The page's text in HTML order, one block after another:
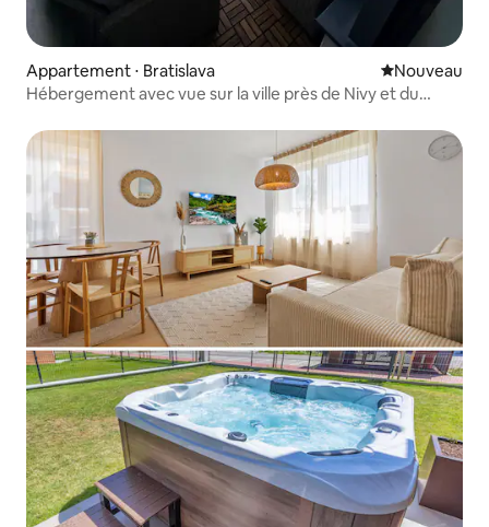
Appartement ⋅ Bratislava Nouvel
Nouveau
Hébergement avec vue sur la ville près de Nivy et du